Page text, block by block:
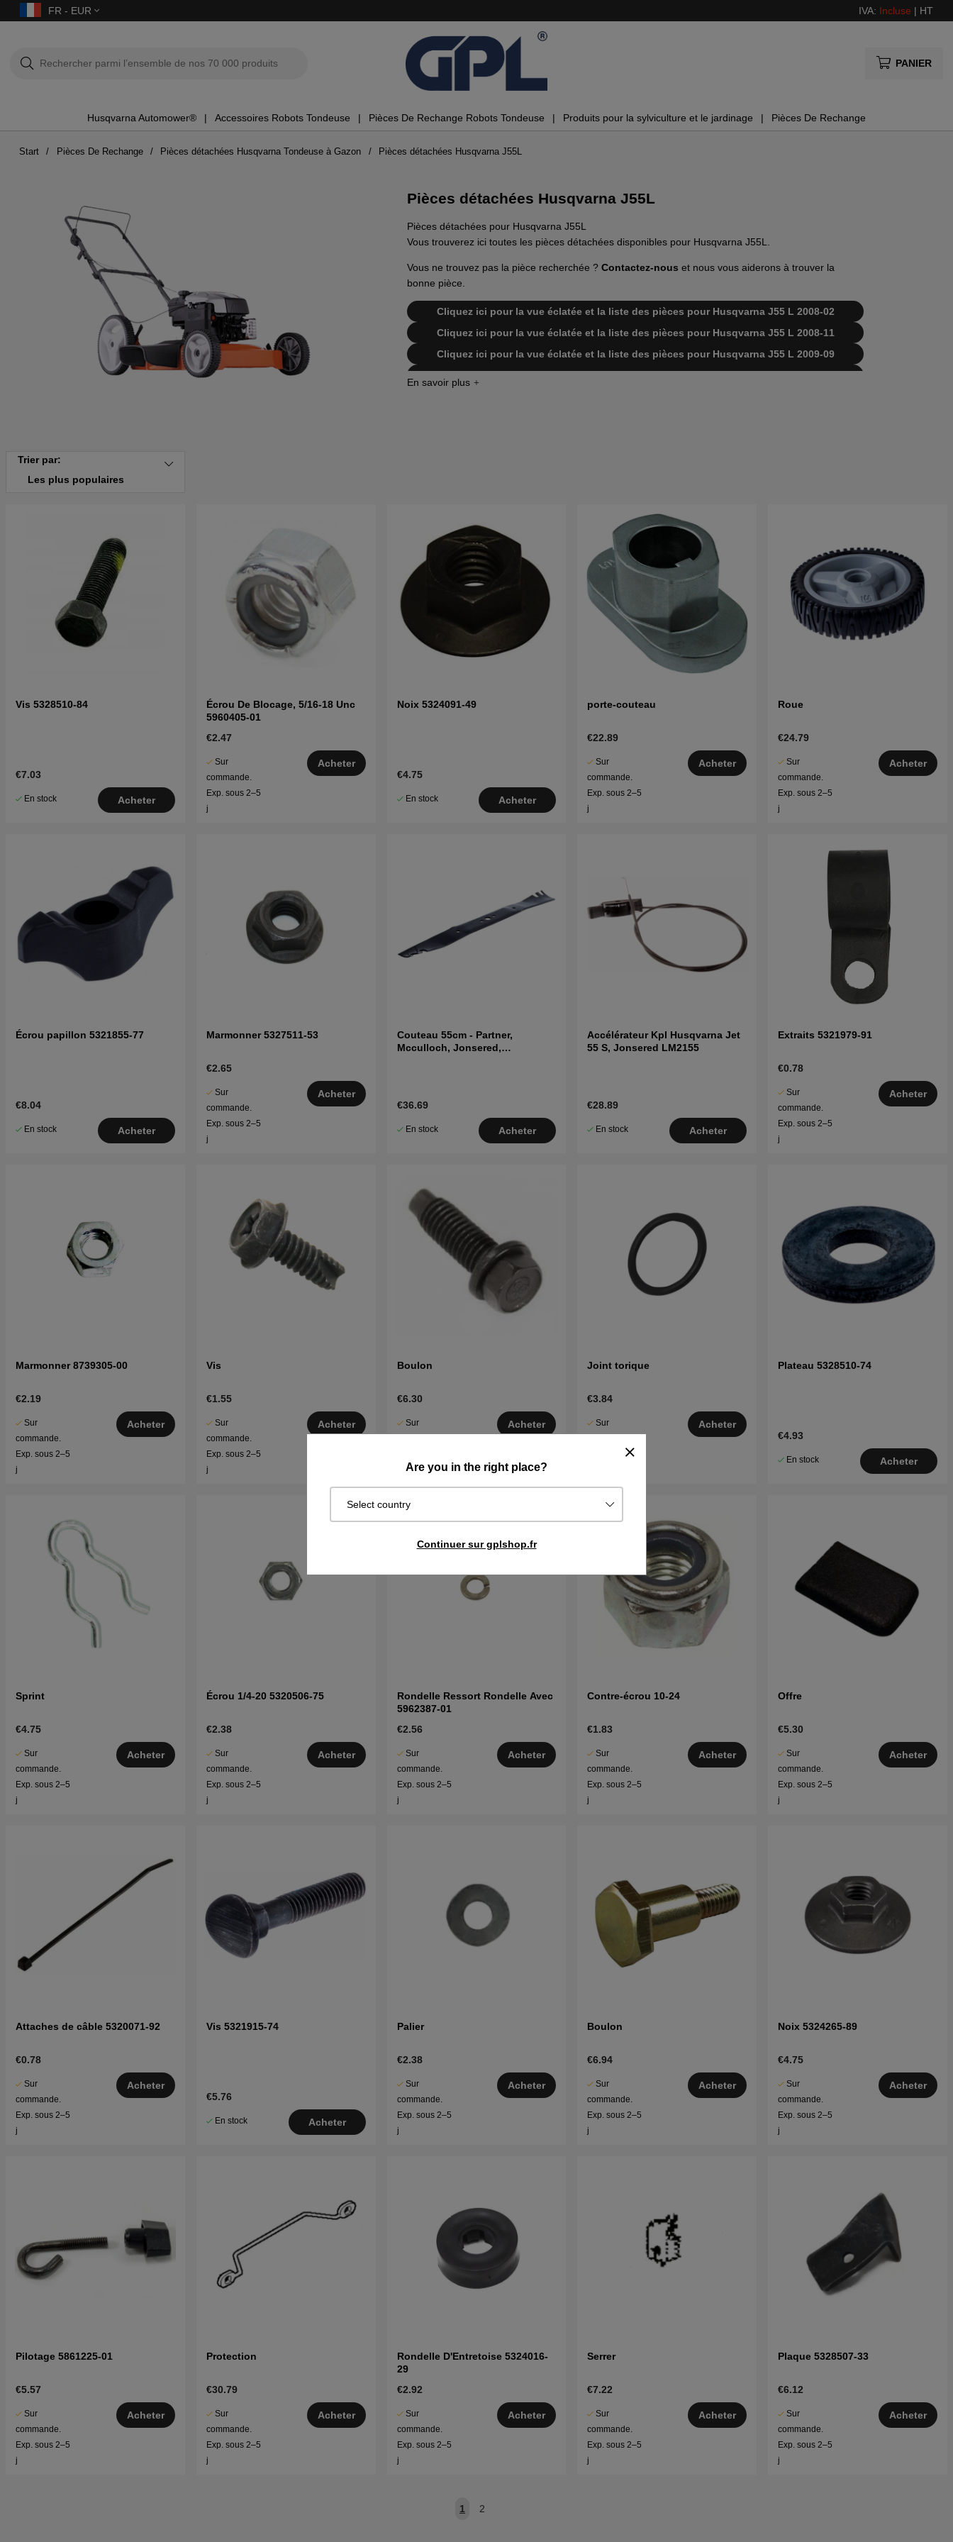
FR - EUR IVA: Incluse | HT
PANIER
Husqvarna Automower® Accessoires Robots Tondeuse Pièces De Rechange Robots Tondeuse Produits pour la sylviculture et le jardinage Pièces De Rechange
Are you in the right place?
Select country
Continuer sur gplshop.fr
Start Pièces De Rechange Pièces détachées Husqvarna Tondeuse à Gazon Pièces détachées Husqvarna J55L
Pièces détachées Husqvarna J55L
Pièces détachées pour Husqvarna J55L
Vous trouverez ici toutes les pièces détachées disponibles pour Husqvarna J55L.
Vous ne trouvez pas la pièce recherchée ? Contactez-nous et nous vous aiderons à trouver la
bonne pièce.
Cliquez ici pour la vue éclatée et la liste des pièces pour Husqvarna J55 L 2008-02
Cliquez ici pour la vue éclatée et la liste des pièces pour Husqvarna J55 L 2008-11
Cliquez ici pour la vue éclatée et la liste des pièces pour Husqvarna J55 L 2009-09
Trier par:
Les plus populaires
Vis 5328510-84
€7.03
En stock Acheter
Écrou De Blocage, 5/16-18 Unc
5960405-01
€2.47
Sur
commande.
Exp. sous 2–5
j
Acheter
Noix 5324091-49
€4.75
En stock Acheter
porte-couteau
€22.89
Sur
commande.
Exp. sous 2–5
j
Acheter
Roue
€24.79
Sur
commande.
Exp. sous 2–5
j
Acheter
Écrou papillon 5321855-77
€8.04
En stock Acheter
Marmonner 5327511-53
€2.65
Sur
commande.
Exp. sous 2–5
j
Acheter
Couteau 55cm - Partner,
Mcculloch, Jonsered,
€36.69
En stock Acheter
Accélérateur Kpl Husqvarna Jet
55 S, Jonsered LM2155
€28.89
En stock Acheter
Extraits 5321979-91
€0.78
Sur
commande.
Exp. sous 2–5
j
Acheter
Marmonner 8739305-00
€2.19
Sur
commande.
Exp. sous 2–5
j
Acheter
Vis
€1.55
Sur
commande.
Exp. sous 2–5
j
Acheter
Boulon
€6.30
Sur
Acheter
Joint torique
€3.84
Sur
Exp. sous 2–5
Acheter
Plateau 5328510-74
€4.93
En stock Acheter
Sprint
€4.75
Sur
commande.
Exp. sous 2–5
j
Acheter
Écrou 1/4-20 5320506-75
€2.38
Sur
commande.
Exp. sous 2–5
j
Acheter
Rondelle Ressort Rondelle Avec
5962387-01
€2.56
Sur
commande.
Exp. sous 2–5
j
Acheter
Contre-écrou 10-24
€1.83
Sur
commande.
Exp. sous 2–5
j
Acheter
Offre
€5.30
Sur
commande.
Exp. sous 2–5
j
Acheter
Attaches de câble 5320071-92
€0.78
Sur
commande.
Exp. sous 2–5
j
Acheter
Vis 5321915-74
€5.76
En stock Acheter
Palier
€2.38
Sur
commande.
Exp. sous 2–5
j
Acheter
Boulon
€6.94
Sur
commande.
Exp. sous 2–5
j
Acheter
Noix 5324265-89
€4.75
Sur
commande.
Exp. sous 2–5
j
Acheter
Pilotage 5861225-01
€5.57
Sur
commande.
Exp. sous 2–5
j
Acheter
Protection
€30.79
Sur
commande.
Exp. sous 2–5
j
Acheter
Rondelle D'Entretoise 5324016-
29
€2.92
Sur
commande.
Exp. sous 2–5
j
Acheter
Serrer
€7.22
Sur
commande.
Exp. sous 2–5
j
Acheter
Plaque 5328507-33
€6.12
Sur
commande.
Exp. sous 2–5
j
Acheter
1 2